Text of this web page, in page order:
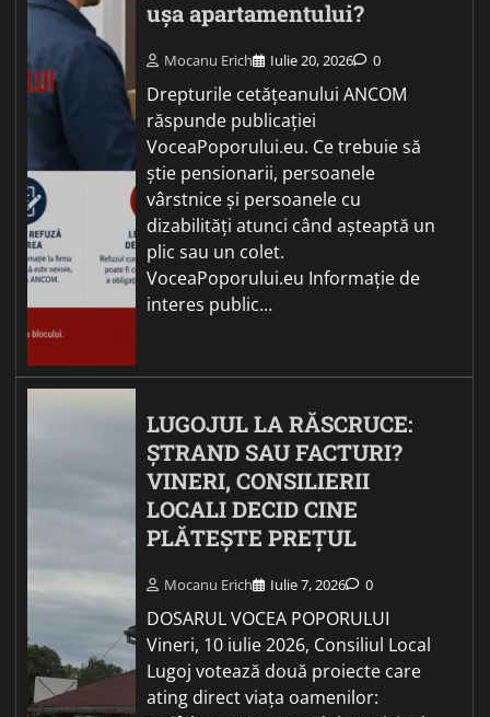
ușa apartamentului?
Mocanu Erich Iulie 20, 2026 0
Drepturile cetățeanului ANCOM
răspunde publicației
VoceaPoporului.eu. Ce trebuie să
știe pensionarii, persoanele
vârstnice și persoanele cu
dizabilități atunci când așteaptă un
plic sau un colet.
VoceaPoporului.eu Informație de
interes public…
LUGOJUL LA RĂSCRUCE:
ȘTRAND SAU FACTURI?
VINERI, CONSILIERII
LOCALI DECID CINE
PLĂTEȘTE PREȚUL
Mocanu Erich Iulie 7, 2026 0
DOSARUL VOCEA POPORULUI
Vineri, 10 iulie 2026, Consiliul Local
Lugoj votează două proiecte care
ating direct viața oamenilor: